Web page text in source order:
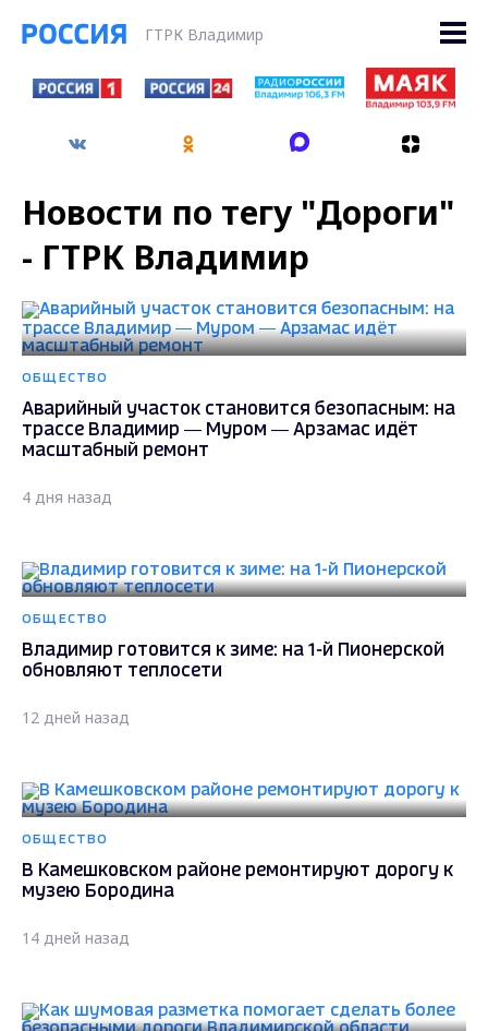
ГТРК Владимир
Новости по тегу "Дороги"
- ГТРК Владимир
ОБЩЕСТВО
Аварийный участок становится безопасным: на
трассе Владимир — Муром — Арзамас идёт
масштабный ремонт
4 дня назад
ОБЩЕСТВО
Владимир готовится к зиме: на 1-й Пионерской
обновляют теплосети
12 дней назад
ОБЩЕСТВО
В Камешковском районе ремонтируют дорогу к
музею Бородина
14 дней назад